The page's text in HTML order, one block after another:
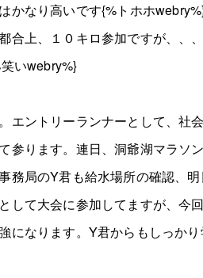
かなり高いです{%トホホ
合上、１０キロ参加ですが、
いwebry%}
エントリーランナーとして、社
参ります。連日、洞爺湖マラソ
務局のY君も給水場所の確認、
して大会に参加してますが、今
になります。Y君からもしっか